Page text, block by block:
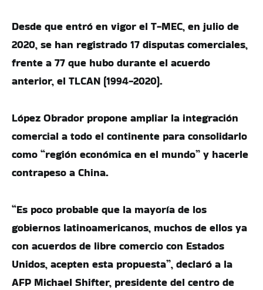
Desde que entró en vigor el T-MEC, en julio de
2020, se han registrado 17 disputas comerciales,
frente a 77 que hubo durante el acuerdo
anterior, el TLCAN (1994-2020).
López Obrador propone ampliar la integración
comercial a todo el continente para consolidarlo
como “región económica en el mundo” y hacerle
contrapeso a China.
“Es poco probable que la mayoría de los
gobiernos latinoamericanos, muchos de ellos ya
con acuerdos de libre comercio con Estados
Unidos, acepten esta propuesta”, declaró a la
AFP Michael Shifter, presidente del centro de